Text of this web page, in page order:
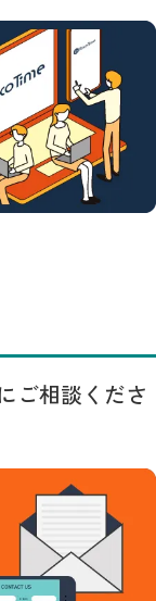
ご相談くださ